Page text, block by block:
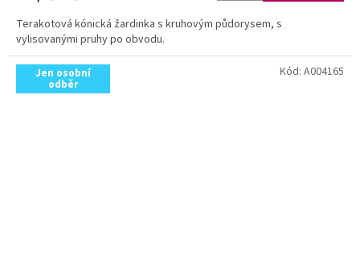
Terakotová kónická žardinka s kruhovým půdorysem, s
vylisovanými pruhy po obvodu.
Jen osobní
odběr
Kód: A004165